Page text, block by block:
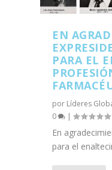
EN
PARA EL
por Líderes
0
|
En
para el